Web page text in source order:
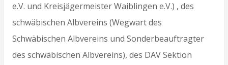
e.V. und Kreisjägermeister Waiblingen e.V.) , des
schwäbischen Albvereins (Wegwart des
Schwäbischen Albvereins und Sonderbeauftragter
des schwäbischen Albvereins), des DAV Sektion